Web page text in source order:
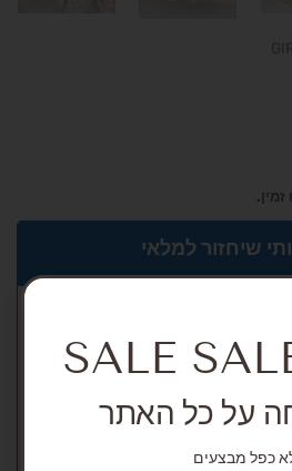
שיחזור למלאי
SALE
כפל מבצעים